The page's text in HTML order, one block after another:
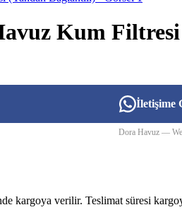
Kum Filtresi
İletişime
Dora Havuz —
kargoya verilir. Teslimat süresi